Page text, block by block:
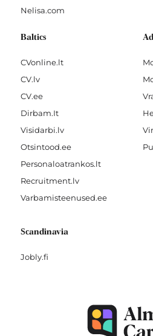
Nelisa.com
Baltics
CVonline.lt
CV.lv
CV.ee
Dirbam.It
Visidarbi.lv
Otsintood.ee
Personaloatrankos.lt
Recruitment.lv
Varbamisteenused.ee
Scandinavia
Jobly.fi